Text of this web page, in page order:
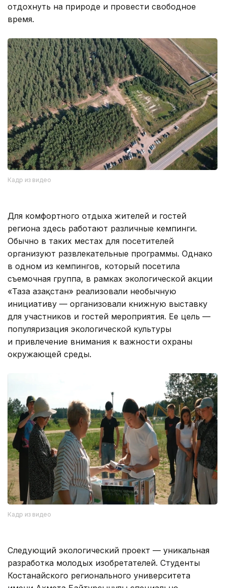
отдохнуть на природе и провести свободное
время.
Кадр из видео
Для комфортного отдыха жителей и гостей
региона здесь работают различные кемпинги.
Обычно в таких местах для посетителей
организуют развлекательные программы. Однако
в одном из кемпингов, который посетила
съемочная группа, в рамках экологической акции
«Таза Қазақстан» реализовали необычную
инициативу — организовали книжную выставку
для участников и гостей мероприятия. Ее цель —
популяризация экологической культуры
и привлечение внимания к важности охраны
окружающей среды.
Кадр из видео
Следующий экологический проект — уникальная
разработка молодых изобретателей. Студенты
Костанайского регионального университета